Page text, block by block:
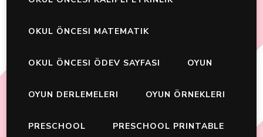
OKUL ÖNCESI MATEMATIK
OKUL ÖNCESI ÖDEV SAYFASI OYUN
OYUN DERLEMELERI OYUN ÖRNEKLERI
PRESCHOOL PRESCHOOL PRINTABLE